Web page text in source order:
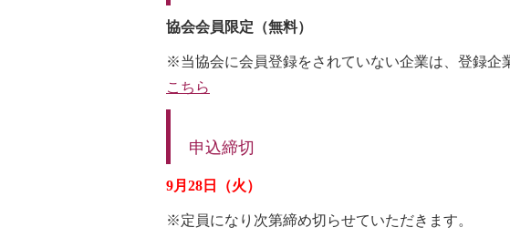
協会会員限定（無料）
※当協会に会員登録をされていない企業は、登録企
こちら
申込締切
9月28日（火）
※定員になり次第締め切らせていただきます。